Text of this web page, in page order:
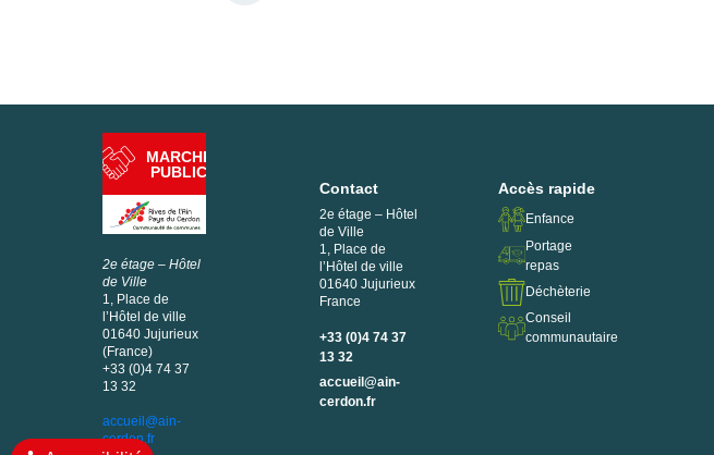
MARCHÉ
PUBLIC
2e étage – Hôtel
de Ville
1, Place de
l’Hôtel de ville
01640 Jujurieux
(France)
+33 (0)4 74 37
13 32
accueil@ain-
cerdon.fr
Contact
2e étage – Hôtel
de Ville
1, Place de
l’Hôtel de ville
01640 Jujurieux
France
+33 (0)4 74 37
13 32
accueil@ain-
cerdon.fr
Accès rapide
Enfance
Portage
repas
Déchèterie
Conseil
communautaire